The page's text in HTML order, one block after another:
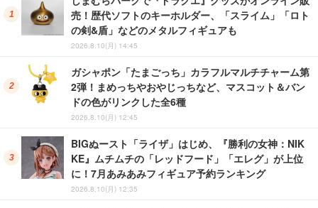
売！歴代ソフトのキーホルダー、「スライム」「ロト
の剣&盾」などのメタルフィギュアも
2026.8.10(月) 14:45
ガシャポン「たまごっち」カラフルマルチチャーム第
2弾！まめっちやおやじっちなど、マスコット＆バン
ドの色がリンクした全6種
2026.8.10(月) 12:45
BIGぬースト「ライザ」はじめ、『勝利の女神：NIK
KE』ムチムチの「レッドフード」「エレグ」が上位
に！7月あみあみフィギュア予約ランキング
2026.8.10(月) 12:35